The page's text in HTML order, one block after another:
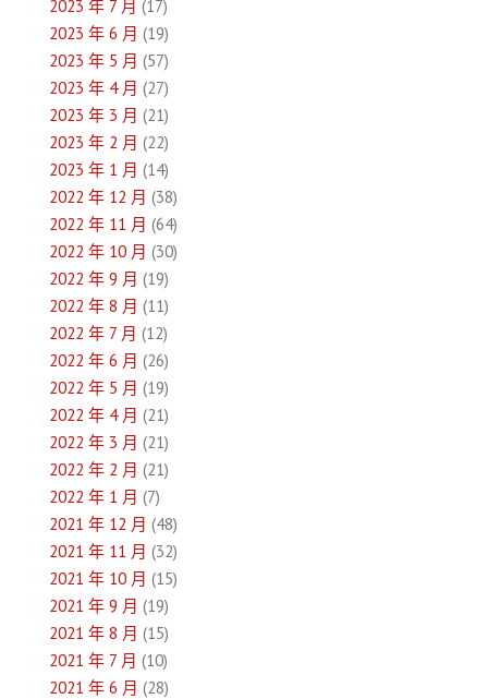
2023 年 7 月 (17)
2023 年 6 月 (19)
2023 年 5 月 (57)
2023 年 4 月 (27)
2023 年 3 月 (21)
2023 年 2 月 (22)
2023 年 1 月 (14)
2022 年 12 月 (38)
2022 年 11 月 (64)
2022 年 10 月 (30)
2022 年 9 月 (19)
2022 年 8 月 (11)
2022 年 7 月 (12)
2022 年 6 月 (26)
2022 年 5 月 (19)
2022 年 4 月 (21)
2022 年 3 月 (21)
2022 年 2 月 (21)
2022 年 1 月 (7)
2021 年 12 月 (48)
2021 年 11 月 (32)
2021 年 10 月 (15)
2021 年 9 月 (19)
2021 年 8 月 (15)
2021 年 7 月 (10)
2021 年 6 月 (28)